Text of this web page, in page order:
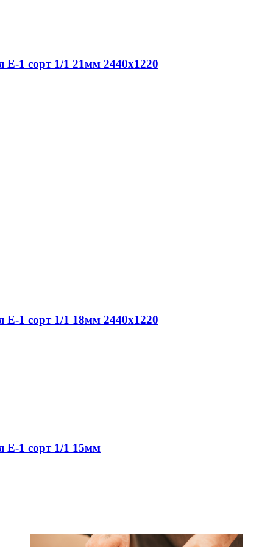
Е-1 сорт 1/1 21мм 2440х1220
Е-1 сорт 1/1 18мм 2440х1220
Е-1 сорт 1/1 15мм